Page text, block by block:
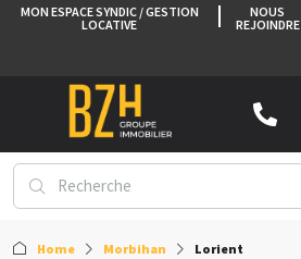
MON ESPACE SYNDIC / GESTION
LOCATIVE
NOUS
REJOINDRE
Home Morbihan Lorient